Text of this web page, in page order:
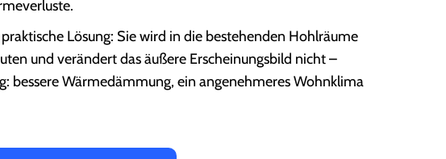
Lösung: Sie wird in die bestehenden Hohlräume
und verändert das äußere Erscheinungsbild nicht –
bessere Wärmedämmung, ein angenehmeres Wohnklima